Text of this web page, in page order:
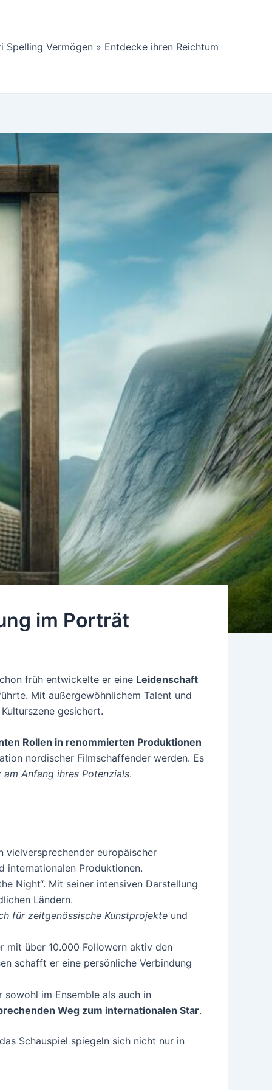
Spelling Vermögen » Entdecke ihren Reichtum
im Porträt
früh entwickelte er eine Leidenschaft
Mit außergewöhnlichem Talent und
gesichert.
Rollen in renommierten Produktionen
nordischer Filmschaffender werden. Es
Anfang ihres Potenzials.
europäischer
internationalen Produktionen.
Night“. Mit seiner intensiven Darstellung
Ländern.
für zeitgenössische Kunstprojekte und
mit über 10.000 Followern aktiv den
schafft er eine persönliche Verbindung
im Ensemble als auch in
Weg zum internationalen Star.
Schauspiel spiegeln sich nicht nur in